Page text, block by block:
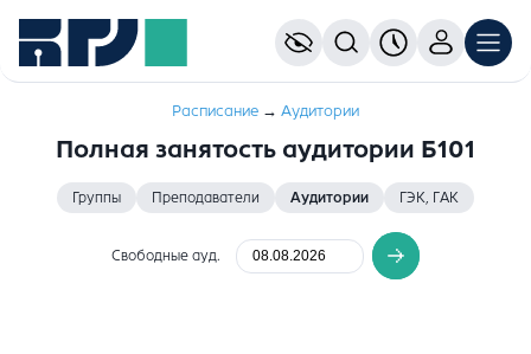
Расписание → Аудитории
Полная занятость аудитории Б101
Группы Преподаватели Аудитории ГЭК, ГАК
Свободные ауд.